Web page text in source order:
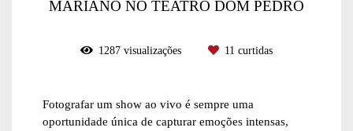
MARIANO NO TEATRO DOM PEDRO
1287 visualizações 11 curtidas
Fotografar um show ao vivo é sempre uma
oportunidade única de capturar emoções intensas,